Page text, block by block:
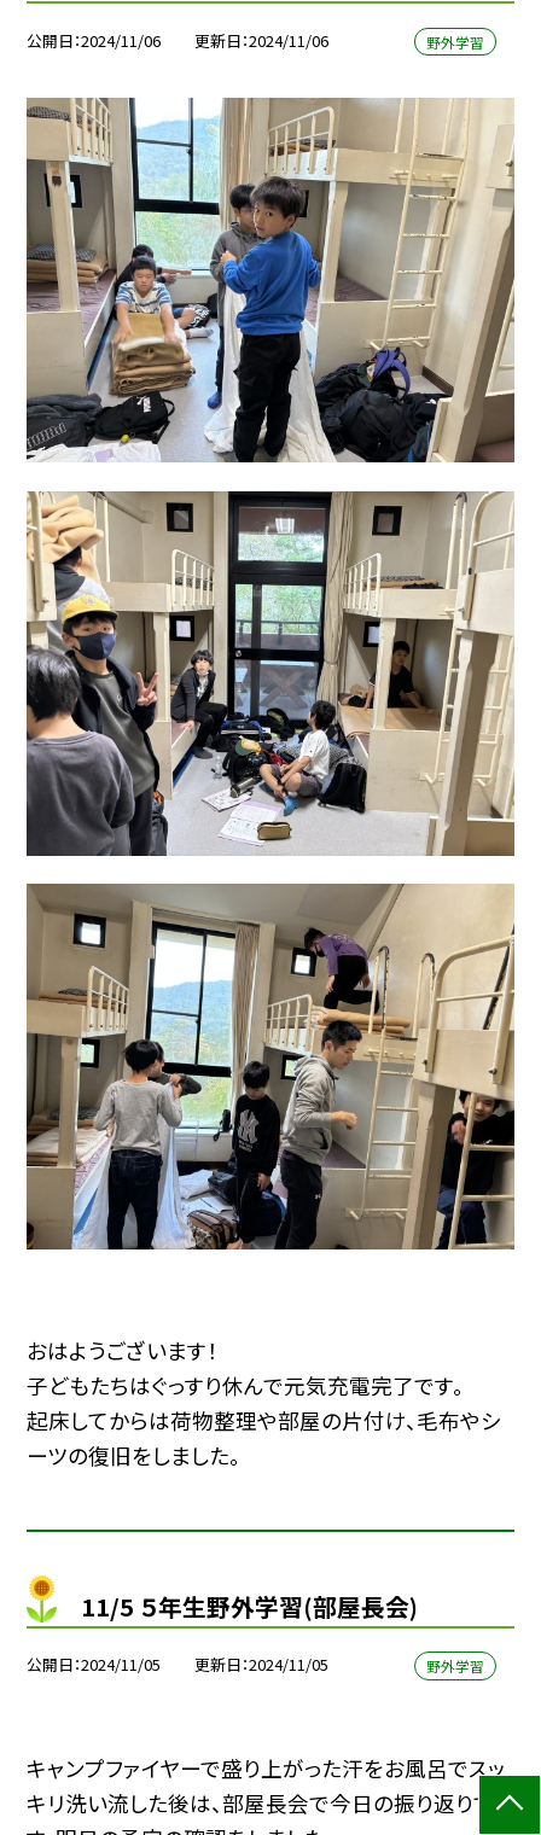
公開日 2024/11/06 更新日 2024/11/06 野外学習
おはようございます！
子どもたちはぐっすり休んで元気充電完了です。
起床してからは荷物整理や部屋の片付け、毛布やシ
ーツの復旧をしました。
11/5 ５年生野外学習(部屋長会)
公開日 2024/11/05 更新日 2024/11/05 野外学習
キャンプファイヤーで盛り上がった汗をお風呂でスッ
キリ洗い流した後は、部屋長会で今日の振り返りで